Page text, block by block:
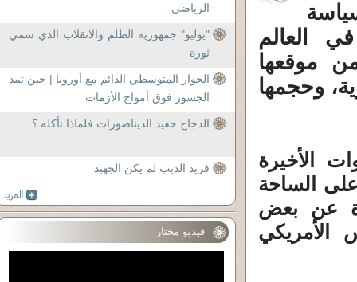
العالم
موقعها
وحجمها
الأخيرة
الساحة
عن بعض
الأمريكي
الرياضي
"يوليو" جمهورية الظلم والانقلاب الذي سمي
ثورة
الحوار المتوسطي الدائم مع أوروبا | حين تمد
الجسور فوق أمواج الأزمات
الدجاج حفيد الديناصورات فلماذا نأكله ؟
فريد الديب لم يكن الجهبذ
فيديو مختار